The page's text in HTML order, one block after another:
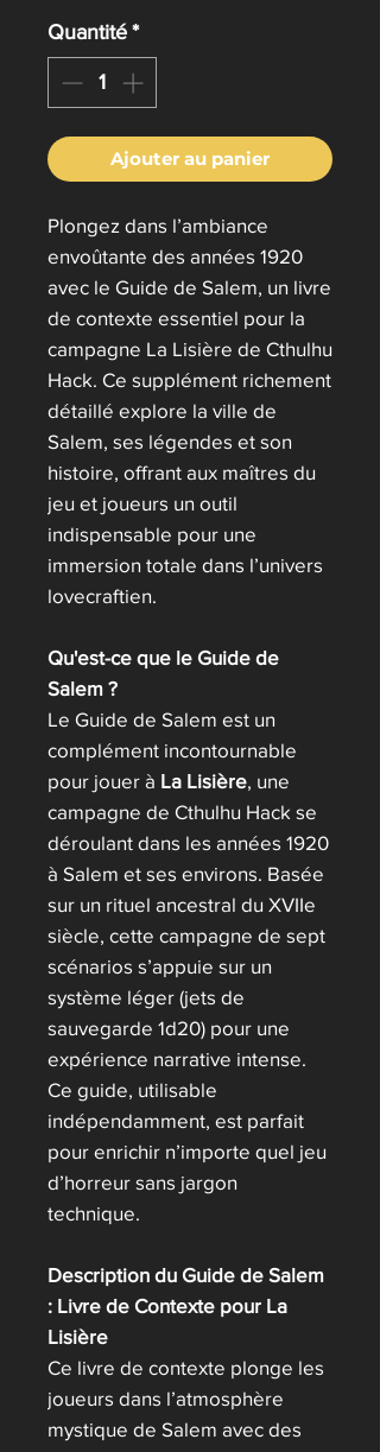
Quantité *
Ajouter au panier
Plongez dans l’ambiance
envoûtante des années 1920
avec le Guide de Salem, un livre
de contexte essentiel pour la
campagne La Lisière de Cthulhu
Hack. Ce supplément richement
détaillé explore la ville de
Salem, ses légendes et son
histoire, offrant aux maîtres du
jeu et joueurs un outil
indispensable pour une
immersion totale dans l’univers
lovecraftien.
Qu'est-ce que le Guide de
Salem ?
Le Guide de Salem est un
complément incontournable
pour jouer à La Lisière , une
campagne de Cthulhu Hack se
déroulant dans les années 1920
à Salem et ses environs. Basée
sur un rituel ancestral du XVIIe
siècle, cette campagne de sept
scénarios s’appuie sur un
système léger (jets de
sauvegarde 1d20) pour une
expérience narrative intense.
Ce guide, utilisable
indépendamment, est parfait
pour enrichir n’importe quel jeu
d’horreur sans jargon
technique.
Description du Guide de Salem
: Livre de Contexte pour La
Lisière
Ce livre de contexte plonge les
joueurs dans l’atmosphère
mystique de Salem avec des